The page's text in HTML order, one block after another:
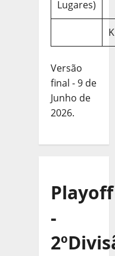
Lugares)
Versão
final - 9 de
Junho de
2026.
Playoff
-